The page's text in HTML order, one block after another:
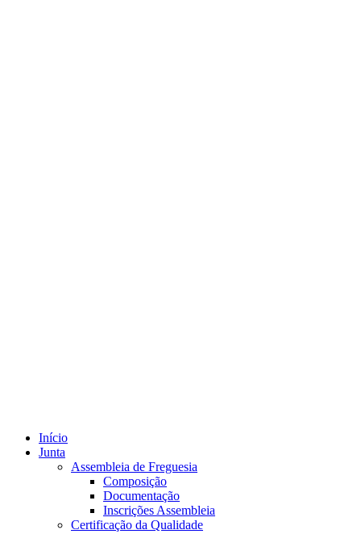
Início
Junta
Assembleia de Freguesia
Composição
Documentação
Inscrições Assembleia
Certificação da Qualidade